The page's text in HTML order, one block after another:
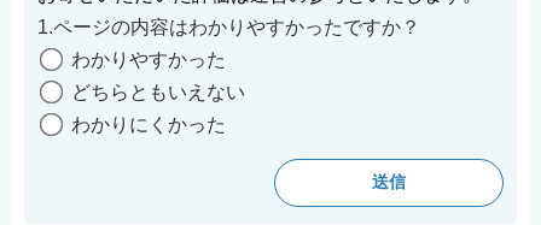
1.ページの内容はわかりやすかったですか？
わかりやすかった
どちらともいえない
わかりにくかった